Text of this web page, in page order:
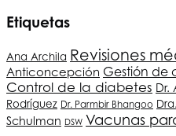
Etiquetas
Ana Archila Revisiones
Anticoncepción Gestión de
Control de la diabetes Dr.
Rodríguez Dr. Parmbir Bhangoo
Schulman DSW Vacunas